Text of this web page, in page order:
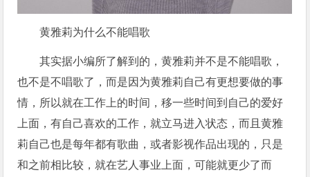
黄雅莉为什么不能唱歌
其实据小编所了解到的，黄雅莉并不是不能唱歌，
也不是不唱歌了，而是因为黄雅莉自己有更想要做的事
情，所以就在工作上的时间，移一些时间到自己的爱好
上面，有自己喜欢的工作，就立马进入状态，而且黄雅
莉自己也是每年都有歌曲，或者影视作品出现的，只是
和之前相比较，就在艺人事业上面，可能就更少了而